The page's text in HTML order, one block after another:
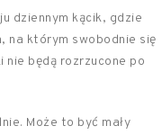
dziennym kącik, gdzie
na którym swobodnie się
nie będą rozrzucone po
Może to być mały